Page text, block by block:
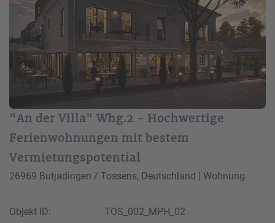
"An der Villa" Whg.2 - Hochwertige
Ferienwohnungen mit bestem
Vermietungspotential
26969 Butjadingen / Tossens, Deutschland | Wohnung
Objekt ID:
TOS_002_MPH_02